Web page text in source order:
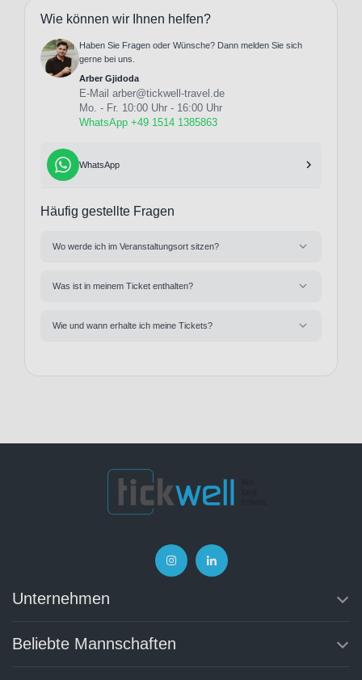
Wie können wir Ihnen helfen?
Haben Sie Fragen oder Wünsche? Dann melden Sie sich
gerne bei uns.
Arber Gjidoda
E-Mail arber@tickwell-travel.de
Mo. - Fr. 10:00 Uhr - 16:00 Uhr
WhatsApp +49 1514 1385863
WhatsApp
Häufig gestellte Fragen
Wo werde ich im Veranstaltungsort sitzen?
Was ist in meinem Ticket enthalten?
Wie und wann erhalte ich meine Tickets?
Unternehmen
Beliebte Mannschaften